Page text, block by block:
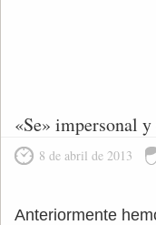
«Se» impersonal
8 de abril de 2013
Anteriormente